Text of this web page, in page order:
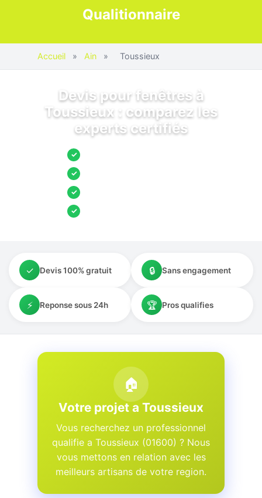
Qualitionnaire
Accueil » Ain » Toussieux
Devis pour fenêtres à
Toussieux : comparez les
experts certifiés
✓
✓
✓
✓
✓ Devis 100% gratuit 🔒 Sans engagement
⚡ Reponse sous 24h 🏆 Pros qualifies
🏠
Votre projet a Toussieux
Vous recherchez un professionnel
qualifie a Toussieux (01600) ? Nous
vous mettons en relation avec les
meilleurs artisans de votre region.